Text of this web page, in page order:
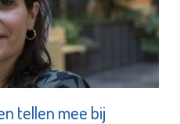
tellen mee bij